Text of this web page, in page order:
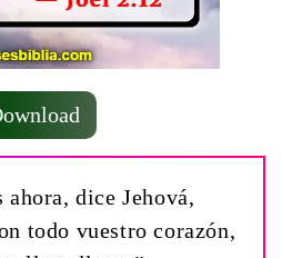
ahora, dice Jehová,
todo vuestro corazón,